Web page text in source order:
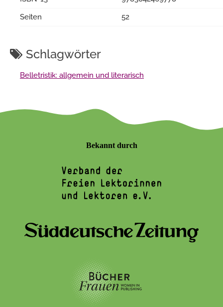
Seiten
52
Schlagwörter
Belletristik: allgemein und literarisch
Bekannt durch